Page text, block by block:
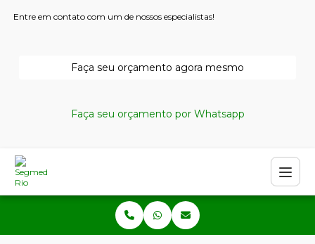
Entre em contato com um de nossos especialistas!
Faça seu orçamento agora mesmo
Faça seu orçamento por Whatsapp